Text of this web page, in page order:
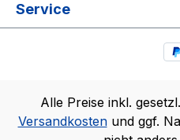
Service
Alle Preise inkl.
Versandkostenund ggf.